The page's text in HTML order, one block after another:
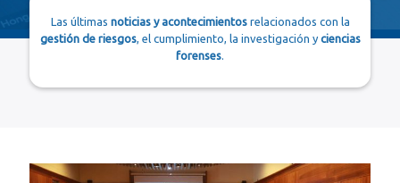
Las últimas noticias y acontecimientosrelacionados con la
gestión de riesgos, el cumplimiento, la investigación yciencias
forenses.